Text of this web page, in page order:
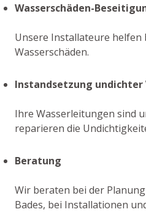
Wasserschäden-
Unsere Installateure helfen
Wasserschäden.
Instandsetzung undichter
Ihre Wasserleitungen sind
reparieren die
Beratung
Wir beraten bei der
Bades, bei Installationen